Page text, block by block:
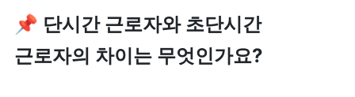
사업 제휴 문의
📌 단시간 근로자와 초단시간
근로자의 차이는 무엇인가요?